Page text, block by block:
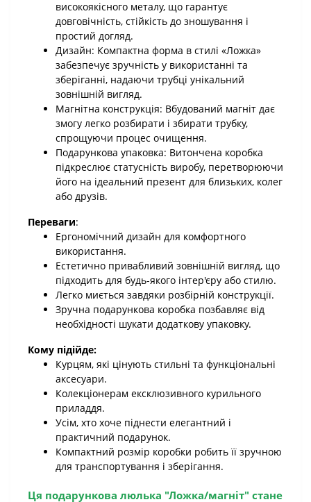
високоякісного металу, що гарантує
довговічність, стійкість до зношування і
простий догляд.
Дизайн: Компактна форма в стилі «Ложка»
забезпечує зручність у використанні та
зберіганні, надаючи трубці унікальний
зовнішній вигляд.
Магнітна конструкція: Вбудований магніт дає
змогу легко розбирати і збирати трубку,
спрощуючи процес очищення.
Подарункова упаковка: Витончена коробка
підкреслює статусність виробу, перетворюючи
його на ідеальний презент для близьких, колег
або друзів.
Переваги:
Ергономічний дизайн для комфортного
використання.
Естетично привабливий зовнішній вигляд, що
підходить для будь-якого інтер'єру або стилю.
Легко миється завдяки розбірній конструкції.
Зручна подарункова коробка позбавляє від
необхідності шукати додаткову упаковку.
Кому підійде:
Курцям, які цінують стильні та функціональні
аксесуари.
Колекціонерам ексклюзивного курильного
приладдя.
Усім, хто хоче піднести елегантний і
практичний подарунок.
Компактний розмір коробки робить її зручною
для транспортування і зберігання.
Ця подарункова люлька "Ложка/магніт" стане